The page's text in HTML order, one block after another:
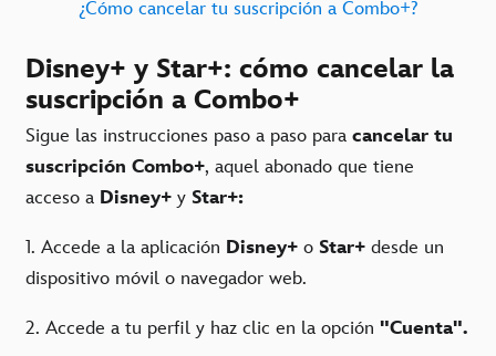
¿Cómo cancelar tu suscripción a Combo+?
Disney+ y Star+: cómo cancelar la
suscripción a Combo+
Sigue las instrucciones paso a paso para cancelar tu
suscripción Combo+, aquel abonado que tiene
acceso a Disney+ y Star+:
1. Accede a la aplicación Disney+ o Star+ desde un
dispositivo móvil o navegador web.
2. Accede a tu perfil y haz clic en la opción "Cuenta".